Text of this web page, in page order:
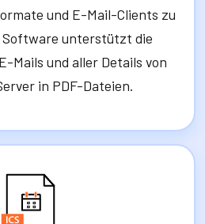
und E-Mail-Clients zu
Software unterstützt die
Mails und aller Details von
in PDF-Dateien.